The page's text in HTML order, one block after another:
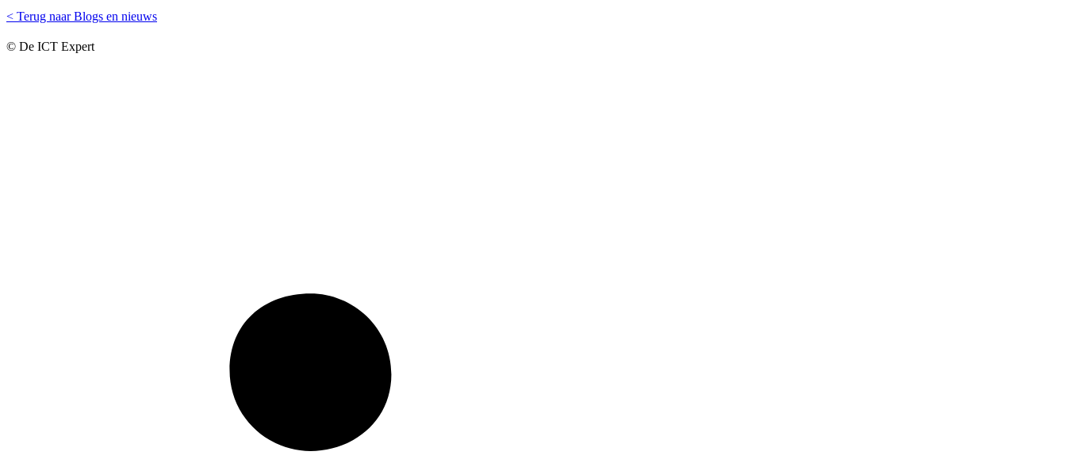
< Terug naar Blogs en nieuws
© De ICT Expert